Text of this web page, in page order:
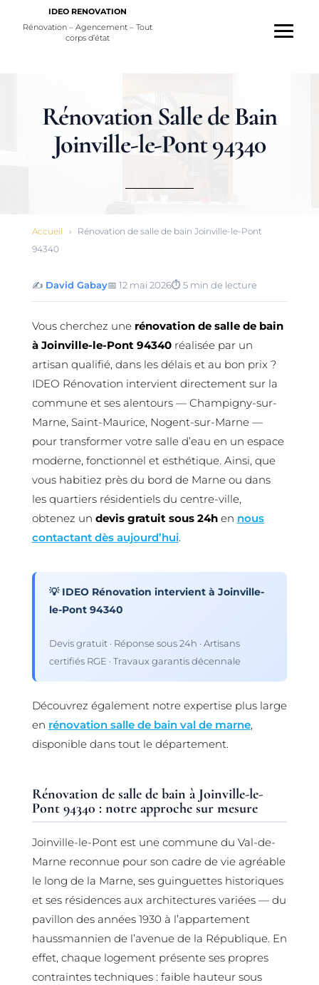
IDEO RENOVATION
Rénovation – Agencement – Tout
corps d’état
Rénovation Salle de Bain
Joinville-le-Pont 94340
Accueil ›
Rénovation de salle de bain Joinville-le-Pont
94340
✍️ David Gabay📅 12 mai 2026⏱️ 5 min de lecture
Vous cherchez une rénovation de salle de bain
à Joinville-le-Pont 94340réalisée par un
artisan qualifié, dans les délais et au bon prix ?
IDEO Rénovation intervient directement sur la
commune et ses alentours — Champigny-sur-
Marne, Saint-Maurice, Nogent-sur-Marne —
pour transformer votre salle d’eau en un espace
moderne, fonctionnel et esthétique. Ainsi, que
vous habitiez près du bord de Marne ou dans
les quartiers résidentiels du centre-ville,
obtenez un devis gratuit sous 24hen nous
contactant dès aujourd’hui.
💡 IDEO Rénovation intervient à Joinville-
le-Pont 94340
Devis gratuit · Réponse sous 24h · Artisans
certifiés RGE · Travaux garantis décennale
Découvrez également notre expertise plus large
en rénovation salle de bain val de marne,
disponible dans tout le département.
Rénovation de salle de bain à Joinville-le-
Pont 94340 : notre approche sur mesure
Joinville-le-Pont est une commune du Val-de-
Marne reconnue pour son cadre de vie agréable
le long de la Marne, ses guinguettes historiques
et ses résidences aux architectures variées — du
pavillon des années 1930 à l’appartement
haussmannien de l’avenue de la République. En
effet, chaque logement présente ses propres
contraintes techniques : faible hauteur sous